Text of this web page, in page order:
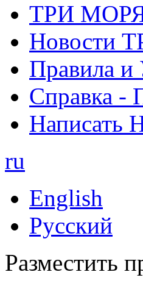
ТРИ
Новости
Правила и
Справка -
Написать
ru
English
Русский
Разместить